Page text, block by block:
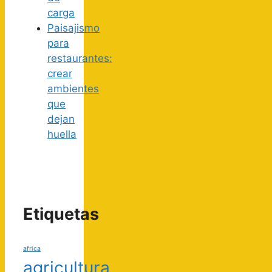
carga
Paisajismo
para
restaurantes:
crear
ambientes
que
dejan
huella
Etiquetas
africa